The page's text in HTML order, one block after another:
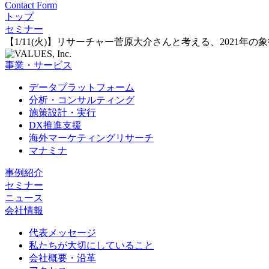
Contact Form
トップ
セミナー
【1/11(火)】リサーチャー菅原大介さんと考える、2021年の
事業・サービス
データプラットフォーム
分析・コンサルティング
施策設計・実行
DX推進支援
海外マーケティングリサーチ
マナミナ
事例紹介
セミナー
ニュース
会社情報
代表メッセージ
私たちが大切にしていること
会社概要・沿革